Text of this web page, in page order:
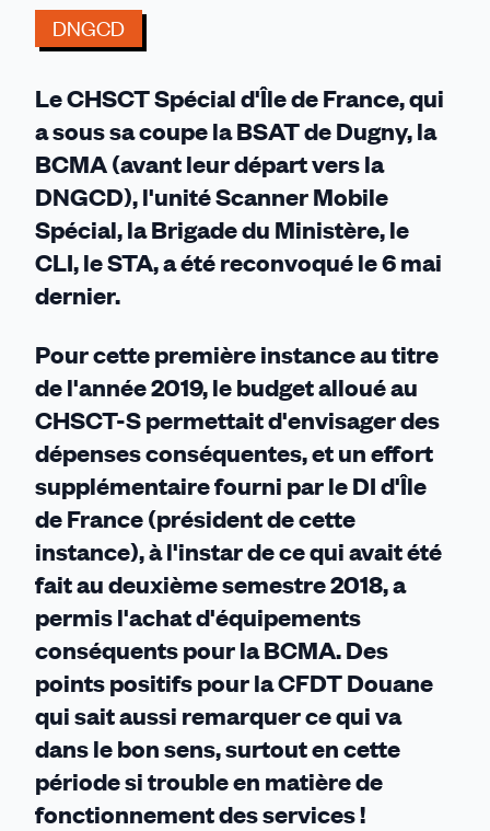
DNGCD
Le CHSCT Spécial d'Île de France, qui
a sous sa coupe la BSAT de Dugny, la
BCMA (avant leur départ vers la
DNGCD), l'unité Scanner Mobile
Spécial, la Brigade du Ministère, le
CLI, le STA, a été reconvoqué le 6 mai
dernier.
Pour cette première instance au titre
de l'année 2019, le budget alloué au
CHSCT-S permettait d'envisager des
dépenses conséquentes, et un effort
supplémentaire fourni par le DI d'Île
de France (président de cette
instance), à l'instar de ce qui avait été
fait au deuxième semestre 2018, a
permis l'achat d'équipements
conséquents pour la BCMA. Des
points positifs pour la CFDT Douane
qui sait aussi remarquer ce qui va
dans le bon sens, surtout en cette
période si trouble en matière de
fonctionnement des services !